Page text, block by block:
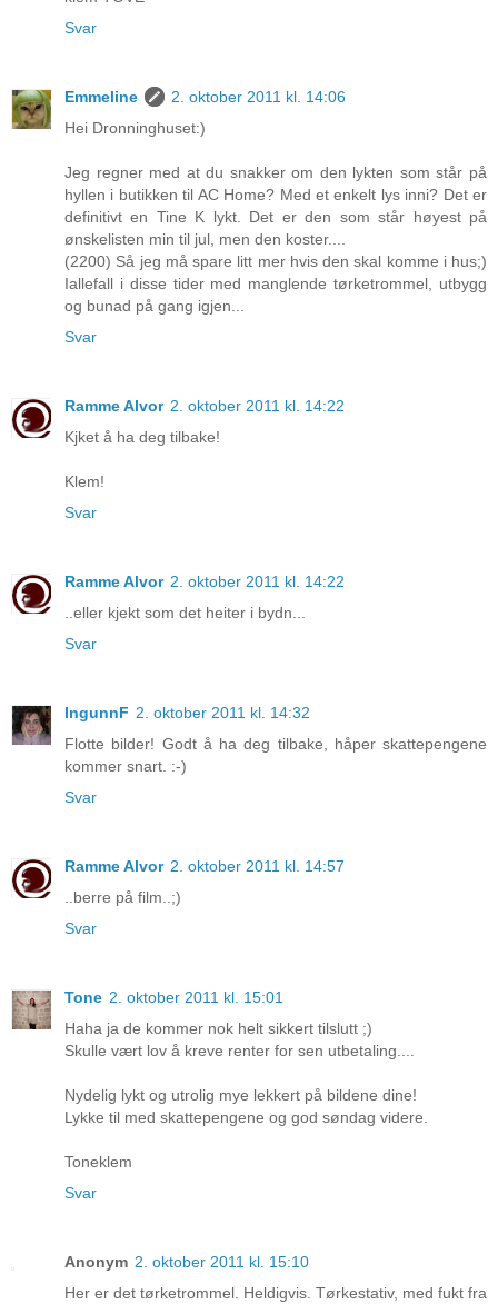
Svar
Emmeline
2. oktober 2011 kl. 14:06
Hei Dronninghuset:)
Jeg regner med at du snakker om den lykten som står på
hyllen i butikken til AC Home? Med et enkelt lys inni? Det er
definitivt en Tine K lykt. Det er den som står høyest på
ønskelisten min til jul, men den koster....
(2200) Så jeg må spare litt mer hvis den skal komme i hus;)
Iallefall i disse tider med manglende tørketrommel, utbygg
og bunad på gang igjen...
Svar
Ramme Alvor 2. oktober 2011 kl. 14:22
Kjket å ha deg tilbake!
Klem!
Svar
Ramme Alvor 2. oktober 2011 kl. 14:22
..eller kjekt som det heiter i bydn...
Svar
IngunnF 2. oktober 2011 kl. 14:32
Flotte bilder! Godt å ha deg tilbake, håper skattepengene
kommer snart. :-)
Svar
Ramme Alvor 2. oktober 2011 kl. 14:57
..berre på film..;)
Svar
Tone 2. oktober 2011 kl. 15:01
Haha ja de kommer nok helt sikkert tilslutt ;)
Skulle vært lov å kreve renter for sen utbetaling....
Nydelig lykt og utrolig mye lekkert på bildene dine!
Lykke til med skattepengene og god søndag videre.
Toneklem
Svar
Anonym 2. oktober 2011 kl. 15:10
Her er det tørketrommel. Heldigvis. Tørkestativ, med fukt fra